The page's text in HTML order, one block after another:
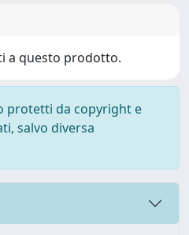
a questo prodotto.
protetti da copyright e
salvo diversa